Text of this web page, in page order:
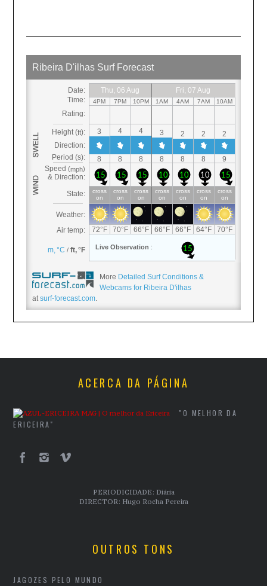
More Detailed Surf Conditions &
Webcams for Ribeira D'ilhas
atsurf-forecast.com.
ACERCA DA PÁGINA
"O MELHOR DA
ERICEIRA"
PERIODICIDADE: Diária
DIRECTOR: Hugo Rocha Pereira
OUTROS TONS
JAGOZES PELO MUNDO